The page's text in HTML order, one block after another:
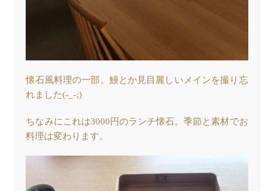
懐石風料理の一部。鰻とか見目麗しいメインを撮り忘
れました(-_-;)
ちなみにこれは3000円のランチ懐石。季節と素材でお
料理は変わります。